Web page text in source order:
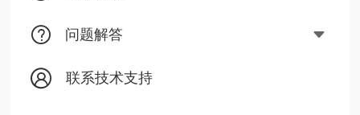
问题解答
联系技术支持